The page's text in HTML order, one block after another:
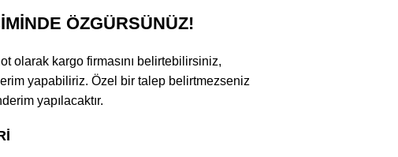
ÖZGÜRSÜNÜZ!
olarak kargo firmasını belirtebilirsiniz,
yapabiliriz. Özel bir talep belirtmezseniz
yapılacaktır.